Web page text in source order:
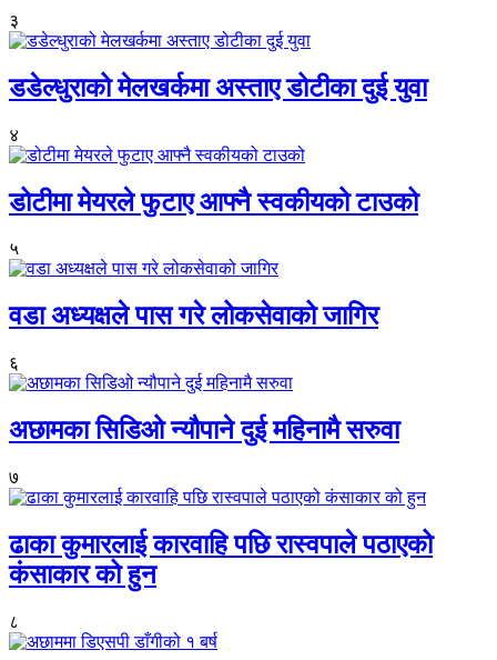
३
डडेल्धुराको मेलखर्कमा अस्ताए डोटीका दुई युवा
४
डोटीमा मेयरले फुटाए आफ्नै स्वकीयको टाउको
५
वडा अध्यक्षले पास गरे लोकसेवाको जागिर
६
अछामका सिडिओ न्यौपाने दुई महिनामै सरुवा
७
ढाका कुमारलाई कारवाहि पछि रास्वपाले पठाएको
कंसाकार को हुन
८